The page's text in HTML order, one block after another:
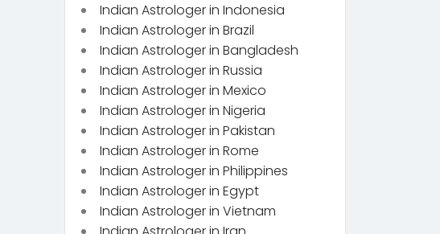
Indian Astrologer in Indonesia
Indian Astrologer in Brazil
Indian Astrologer in Bangladesh
Indian Astrologer in Russia
Indian Astrologer in Mexico
Indian Astrologer in Nigeria
Indian Astrologer in Pakistan
Indian Astrologer in Rome
Indian Astrologer in Philippines
Indian Astrologer in Egypt
Indian Astrologer in Vietnam